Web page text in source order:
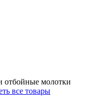
отбойные молотки
все товары